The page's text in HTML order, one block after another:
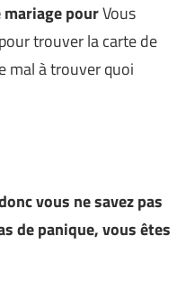
pourVous
trouver la carte de
mal à trouver quoi
vous ne savez pas
de panique, vous êtes